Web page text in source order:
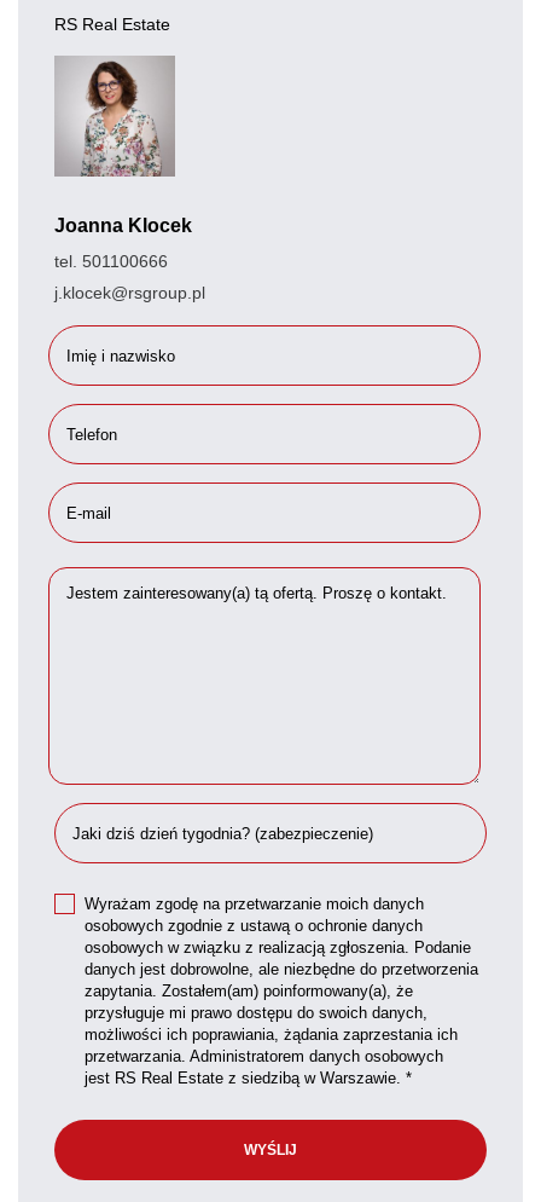
RS Real Estate
Joanna Klocek
tel. 501100666
j.klocek@rsgroup.pl
Wyrażam zgodę na przetwarzanie moich danych
osobowych zgodnie z ustawą o ochronie danych
osobowych w związku z realizacją zgłoszenia. Podanie
danych jest dobrowolne, ale niezbędne do przetworzenia
zapytania. Zostałem(am) poinformowany(a), że
przysługuje mi prawo dostępu do swoich danych,
możliwości ich poprawiania, żądania zaprzestania ich
przetwarzania. Administratorem danych osobowych
jest RS Real Estate z siedzibą w Warszawie. *